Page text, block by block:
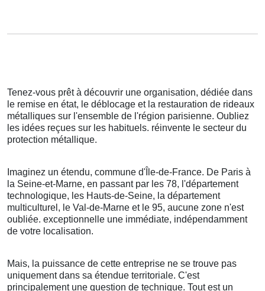
Tenez-vous prêt à découvrir une organisation, dédiée dans
le remise en état, le déblocage et la restauration de rideaux
métalliques sur l'ensemble de l'région parisienne. Oubliez
les idées reçues sur les habituels. réinvente le secteur du
protection métallique.
Imaginez un étendu, commune d'Île-de-France. De Paris à
la Seine-et-Marne, en passant par les 78, l'département
technologique, les Hauts-de-Seine, la département
multiculturel, le Val-de-Marne et le 95, aucune zone n'est
oubliée. exceptionnelle une immédiate, indépendamment
de votre localisation.
Mais, la puissance de cette entreprise ne se trouve pas
uniquement dans sa étendue territoriale. C'est
principalement une question de technique. Tout est un